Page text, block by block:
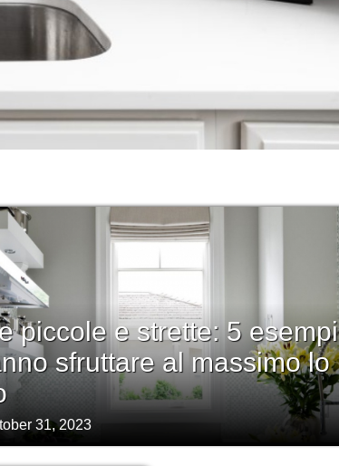
piccole e strette: 5 esempi
sfruttare al massimo lo
31, 2023